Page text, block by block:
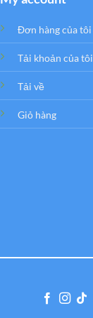
Đơn hàng của tôi
Tải khoản của tôi
Tải về
Giỏ hàng